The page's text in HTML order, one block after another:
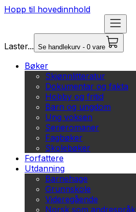
Hopp til hovedinnhold
Laster... Se handlekurv - 0 vare
Bøker
Skjønnlitteratur
Dokumentar og fakta
Hobby og fritid
Barn og ungdom
Ung voksen
Serieromaner
Fagbøker
Skolebøker
Forfattere
Utdanning
Barnehage
Grunnskole
Videregående
Norsk som andrespråk